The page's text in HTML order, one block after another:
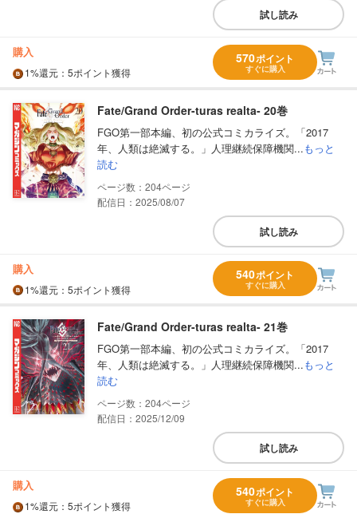
試し読み
購入
1%還元 ：5ポイント獲得
570ポイント
すぐに購入
Fate/Grand Order-turas realta- 20巻
FGO第一部本編、初の公式コミカライズ。「2017
年、人類は絶滅する。」人理継続保障機関...もっと
読む
204
配信日：2025/08/07
試し読み
購入
1%還元 ：5ポイント獲得
540ポイント
すぐに購入
Fate/Grand Order-turas realta- 21巻
FGO第一部本編、初の公式コミカライズ。「2017
年、人類は絶滅する。」人理継続保障機関...もっと
読む
204
配信日：2025/12/09
試し読み
購入
1%還元 ：5ポイント獲得
540ポイント
すぐに購入